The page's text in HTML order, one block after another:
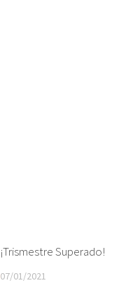
¡Trismestre Superado!
07/01/2021